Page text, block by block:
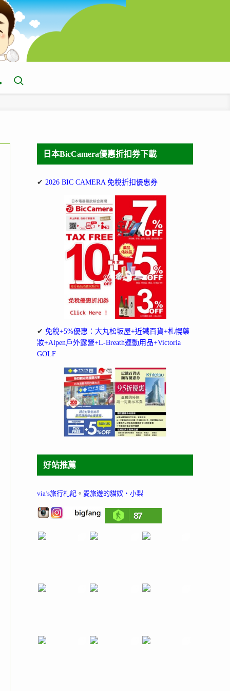
日本BicCamera優惠折扣券下載
✔ 2026 BIC CAMERA 免稅折扣優惠券
✔ 免稅+5%優惠：大丸松坂屋+近鐵百貨+札幌藥
妝+Alpen戶外露營+L-Breath運動用品+Victoria
GOLF
好站推薦
via’s旅行札記 。 愛旅遊的貓奴‧小梨
87